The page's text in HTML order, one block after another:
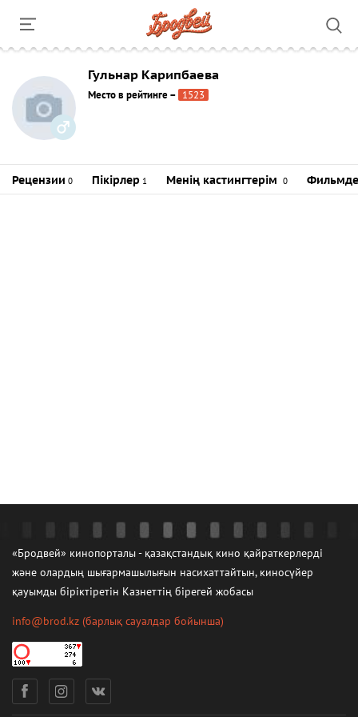
Гульнар Карипбаева
Место в рейтинге– 1523
Рецензии 0 Пікірлер 1 Менің кастингтерім 0
«Бродвей» кинопорталы - қазақстандық кино қайраткерлерді
және олардың шығармашылығын насихаттайтын, киносүйер
қауымды біріктіретін Казнеттің бірегей жобасы
info@brod.kz (барлық сауалдар бойынша)